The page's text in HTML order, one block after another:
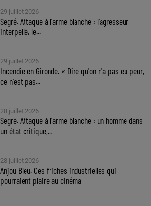
29 juillet 2026
Segré. Attaque à l'arme blanche : l'agresseur
interpellé, le...
29 juillet 2026
Incendie en Gironde. « Dire qu'on n'a pas eu peur,
ce n'est pas...
28 juillet 2026
Segré. Attaque à l'arme blanche : un homme dans
un état critique,...
28 juillet 2026
Anjou Bleu. Ces friches industrielles qui
pourraient plaire au cinéma